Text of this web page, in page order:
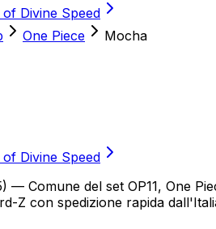
of Divine Speed
One Piece
Mocha
of Divine Speed
— Comune del set OP11, One
Z con spedizione rapida